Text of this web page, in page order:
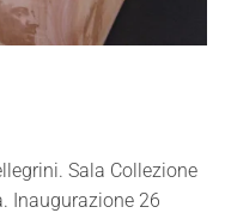
Sala Collezione
Inaugurazione 26